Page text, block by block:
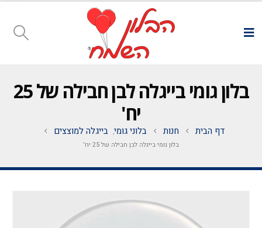
בלון גומי בייגלה לבן חבילה של 25
יח'
דף הבית חנות בלוני גומי, בייגלה למוצצים
בלון גומי בייגלה לבן חבילה של 25 יח'